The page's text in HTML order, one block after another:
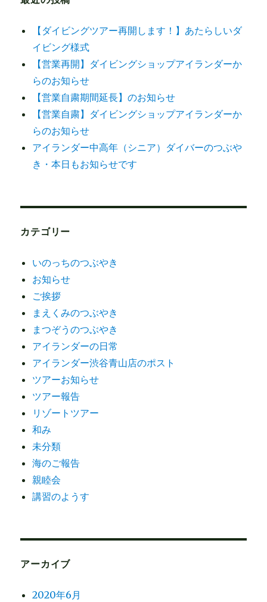
【ダイビングツアー再開します！】あたらしいダ
イビング様式
【営業再開】ダイビングショップアイランダーか
らのお知らせ
【営業自粛期間延長】のお知らせ
【営業自粛】ダイビングショップアイランダーか
らのお知らせ
アイランダー中高年（シニア）ダイバーのつぶや
き・本日もお知らせです
カテゴリー
いのっちのつぶやき
お知らせ
ご挨拶
まえくみのつぶやき
まつぞうのつぶやき
アイランダーの日常
アイランダー渋谷青山店のポスト
ツアーお知らせ
ツアー報告
リゾートツアー
和み
未分類
海のご報告
親睦会
講習のようす
アーカイブ
2020年6月